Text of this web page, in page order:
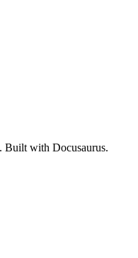
Built with Docusaurus.